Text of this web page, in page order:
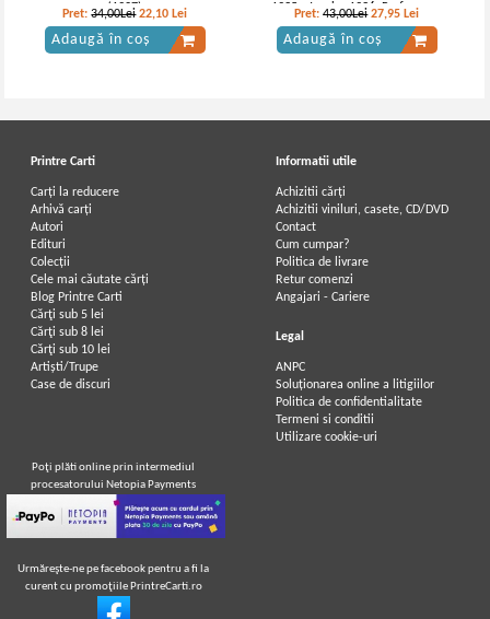
(1927)
Pret:34,00Lei 22,10 Lei
Adaugă în coș
1935 - Janvier 1936. Preface par
Andre Salmon (1935)
Pret:43,00Lei 27,95 Lei
Adaugă în coș
Printre Carti
Carți la reducere
Arhivă carți
Autori
Edituri
Colecții
Cele mai căutate cărți
Blog Printre Carti
Cărţi sub 5 lei
Cărţi sub 8 lei
Cărţi sub 10 lei
Artiști/Trupe
Case de discuri
Informatii utile
Achizitii cărți
Achizitii viniluri, casete, CD/DVD
Contact
Cum cumpar?
Politica de livrare
Retur comenzi
Angajari - Cariere
Legal
ANPC
Soluționarea online a litigiilor
Politica de confidentialitate
Termeni si conditii
Utilizare cookie-uri
Poţi plăti online prin intermediul
procesatorului Netopia Payments
Urmăreşte-ne pe facebook pentru a fi la
curent cu promoţiile PrintreCarti.ro